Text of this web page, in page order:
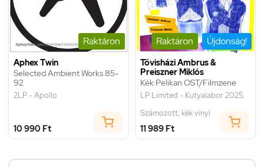
Raktáron
Aphex Twin
Selected Ambient Works 85-
92
2LP - Apollo
10 990 Ft
Raktáron Újdonság!
Tövisházi Ambrus &
Preiszner Miklós
Kék Pelikan OST/Filmzene
LP Limited - Kutyalabor 2025
Számozott, kék vinyl
11 989 Ft